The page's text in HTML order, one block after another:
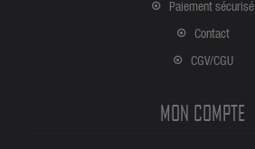
Paiement sécurisé
Contact
CGV/CGU
MON COMPTE